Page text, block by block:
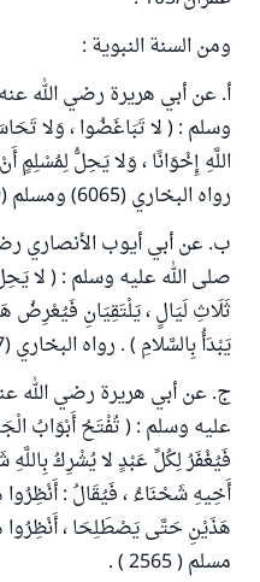
ومن السنة النبوية :
أ. عن أبي هريرة رضي الله
وسلم : ( لا تَبَاغَضُوا ، وَلا
اللَّهِ إِخْوَانًا ، وَلا يَحِلُّ لِمُسْلِمٍ
رواه البخاري (6065) ومسلم (2559) .
ب. عن أبي أيوب الأنصاري
صلى الله عليه وسلم : ( لا
ثَلَاثِ لَيَالٍ ، يَلْتَقِيَانِ
يَبْدَأُ بِالسَّلامِ ) . رواه البخاري (5727) ومسلم (2560) .
ج. عن أبي هريرة رضي الله
عليه وسلم : ( تُفْتَحُ أَبْوَابُ
فَيُغْفَرُ لِكُلِّ عَبْدٍ لا يُشْرِكُ بِاللَّهِ
أَخِيهِ شَحْنَاءُ ، فَيُقَالُ :
هَذَيْنِ حَتَّى يَصْطَلِحَا ،
مسلم ( 2565 ) .